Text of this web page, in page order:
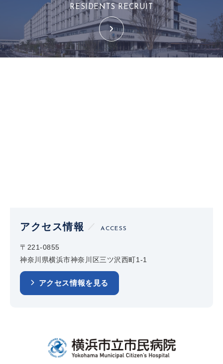
RESIDENTS RECRUIT
アクセス情報 ACCESS
〒221-0855
神奈川県横浜市神奈川区三ツ沢西町1-1
アクセス情報を見る